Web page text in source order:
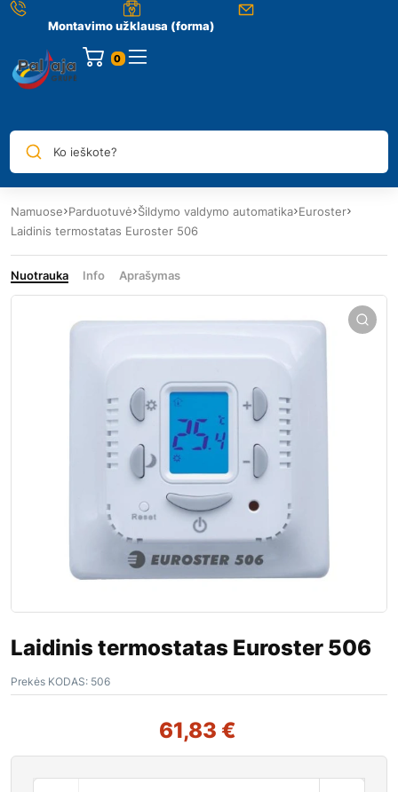
Montavimo užklausa (forma)
0
Ko ieškote?
Namuose Parduotuvė Šildymo valdymo automatika Euroster
Laidinis termostatas Euroster 506
Nuotrauka Info Aprašymas
Laidinis termostatas Euroster 506
Prekės KODAS: 506
61,83 €